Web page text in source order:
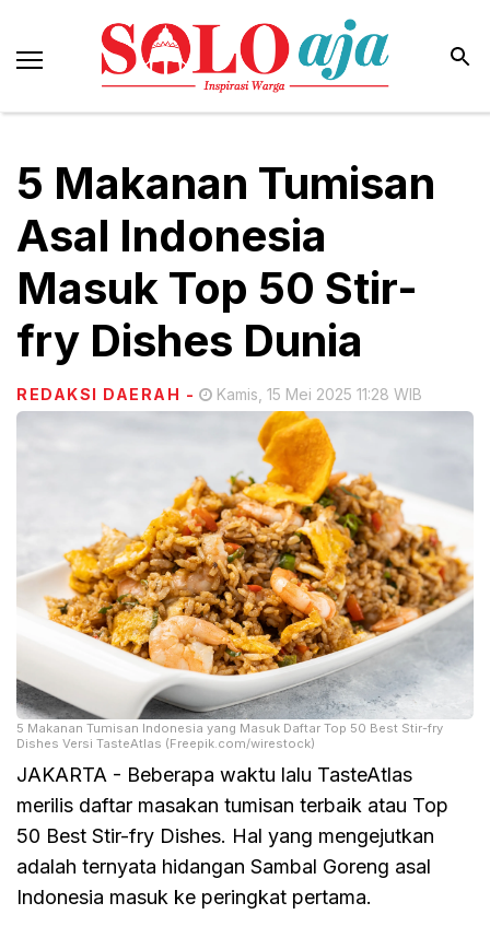
5 Makanan Tumisan
Asal Indonesia
Masuk Top 50 Stir-
fry Dishes Dunia
REDAKSI DAERAH - Kamis, 15 Mei 2025 11:28 WIB
5 Makanan Tumisan Indonesia yang Masuk Daftar Top 50 Best Stir-fry
Dishes Versi TasteAtlas (Freepik.com/wirestock)
JAKARTA - Beberapa waktu lalu TasteAtlas
merilis daftar masakan tumisan terbaik atau Top
50 Best Stir-fry Dishes. Hal yang mengejutkan
adalah ternyata hidangan Sambal Goreng asal
Indonesia masuk ke peringkat pertama.